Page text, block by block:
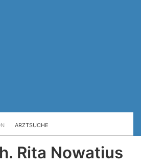
ARZTSUCHE
Rita Nowatius